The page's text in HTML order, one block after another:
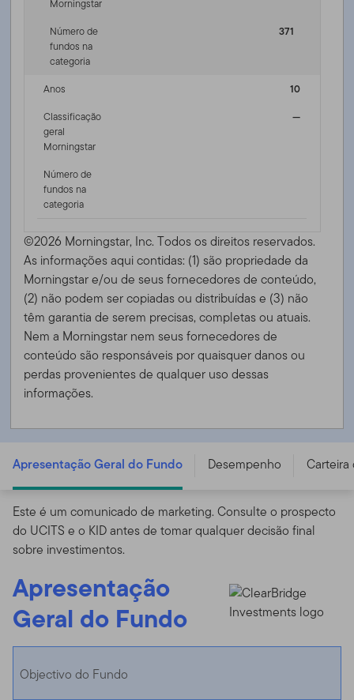
Morningstar
Número de
fundos na
categoria
371
Anos
10
Classificação
geral
Morningstar
—
Número de
fundos na
categoria
©2026 Morningstar, Inc. Todos os direitos reservados.
As informações aqui contidas: (1) são propriedade da
Morningstar e/ou de seus fornecedores de conteúdo,
(2) não podem ser copiadas ou distribuídas e (3) não
têm garantia de serem precisas, completas ou atuais.
Nem a Morningstar nem seus fornecedores de
conteúdo são responsáveis ​​por quaisquer danos ou
perdas provenientes de qualquer uso dessas
informações.
ACC - IE00BF2K4B19
Apresentação Geral do Fundo Desempenho
Este é um comunicado de marketing. Consulte o prospecto
do UCITS e o KID antes de tomar qualquer decisão final
sobre investimentos.
Apresentação
Geral do Fundo
Objectivo do Fundo